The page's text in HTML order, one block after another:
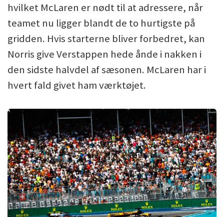
hvilket McLaren er nødt til at adressere, når
teamet nu ligger blandt de to hurtigste på
gridden. Hvis starterne bliver forbedret, kan
Norris give Verstappen hede ånde i nakken i
den sidste halvdel af sæsonen. McLaren har i
hvert fald givet ham værktøjet.